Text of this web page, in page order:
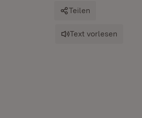
Teilen
Text vorlesen